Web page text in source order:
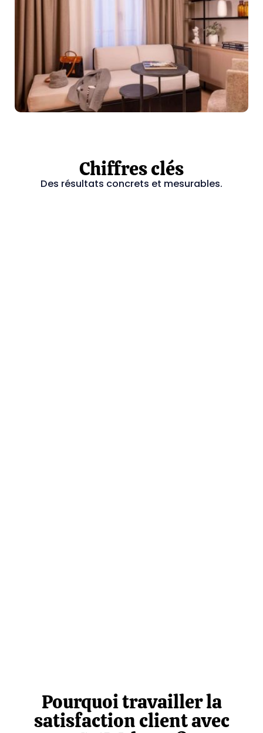
Chiffres clés
Des résultats concrets et mesurables.
Pourquoi travailler la
satisfaction client avec